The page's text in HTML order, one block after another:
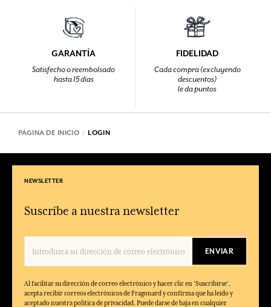
GARANTÍA
Satisfecho o reembolsado
hasta 15 días
FIDELIDAD
Cada compra (excluyendo
descuentos)
le da puntos
PÁGINA DE INICIO LOGIN
NEWSLETTER
Suscríbe a nuestra newsletter
ENVIAR
Al facilitar su dirección de correo electrónico y hacer clic en 'Suscribirse',
acepta recibir correos electrónicos de Fragonard y confirma que ha leído y
aceptado nuestra política de privacidad. Puede darse de baja en cualquier